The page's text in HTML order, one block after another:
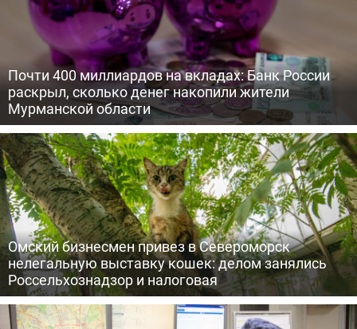
Почти 400 миллиардов на вкладах: Банк России
раскрыл, сколько денег накопили жители
Мурманской области
Омский бизнесмен привез в Североморск
нелегальную выставку кошек: делом занялись
Россельхознадзор и налоговая